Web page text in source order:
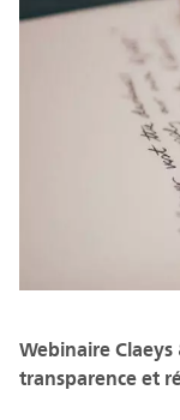
Webinaire Claeys
transparence et